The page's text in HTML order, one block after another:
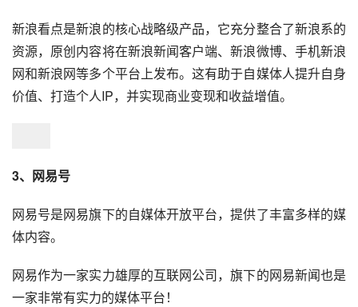
新浪看点是新浪的核心战略级产品，它充分整合了新浪系的
资源，原创内容将在新浪新闻客户端、新浪微博、手机新浪
网和新浪网等多个平台上发布。这有助于自媒体人提升自身
价值、打造个人IP，并实现商业变现和收益增值。
3、网易号
网易号是网易旗下的自媒体开放平台，提供了丰富多样的媒
体内容。
网易作为一家实力雄厚的互联网公司，旗下的网易新闻也是
一家非常有实力的媒体平台！